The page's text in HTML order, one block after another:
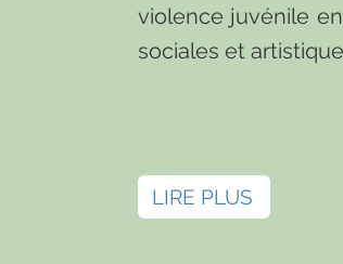
violence juvénile
sociales et
LIRE PLUS